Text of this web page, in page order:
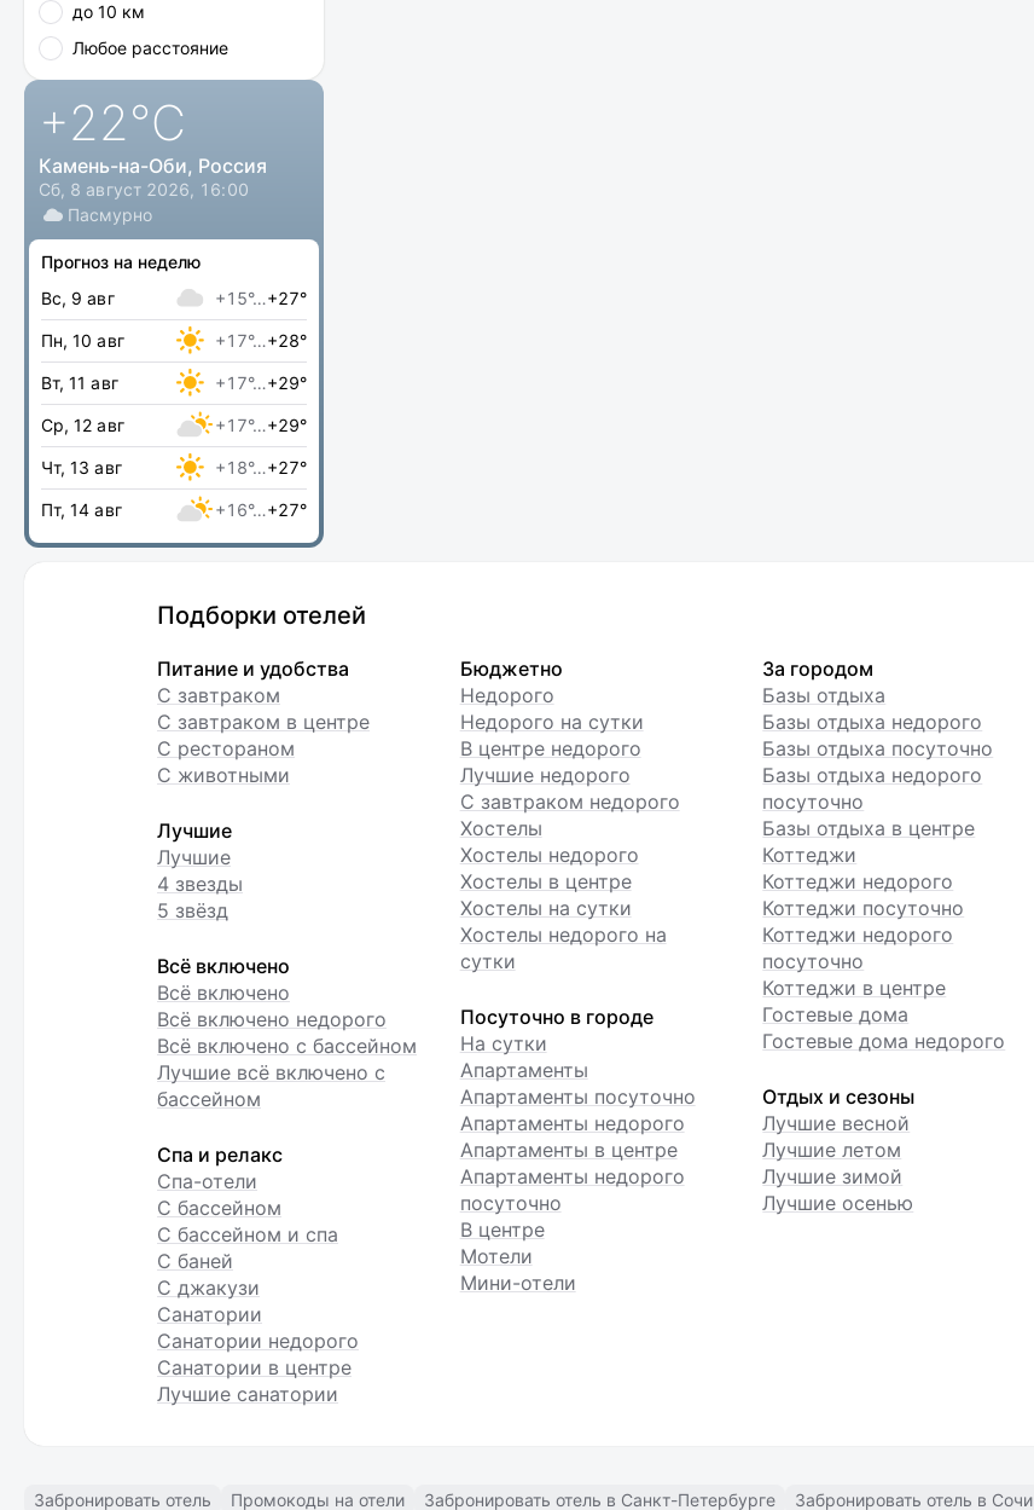
до 10 км
Любое расстояние
+22°C
Камень-на-Оби, Россия
Сб, 8 август 2026, 16:00
Пасмурно
Прогноз на неделю
Вс, 9 авг
+15°…+27°
Пн, 10 авг +17°…+28°
Вт, 11 авг +17°…+29°
Ср, 12 авг +17°…+29°
Чт, 13 авг +18°…+27°
Пт, 14 авг +16°…+27°
Подборки отелей
Питание и удобства
С завтраком
С завтраком в центре
С рестораном
С животными
Лучшие
Лучшие
4 звезды
5 звёзд
Всё включено
Всё включено
Всё включено недорого
Всё включено с бассейном
Лучшие всё включено с
бассейном
Спа и релакс
Спа-отели
С бассейном
С бассейном и спа
С баней
С джакузи
Санатории
Санатории недорого
Санатории в центре
Лучшие санатории
Бюджетно
Недорого
Недорого на сутки
В центре недорого
Лучшие недорого
С завтраком недорого
Хостелы
Хостелы недорого
Хостелы в центре
Хостелы на сутки
Хостелы недорого на
сутки
Посуточно в городе
На сутки
Апартаменты
Апартаменты посуточно
Апартаменты недорого
Апартаменты в центре
Апартаменты недорого
посуточно
В центре
Мотели
Мини-отели
За городом
Базы отдыха
Базы отдыха недорого
Базы отдыха посуточно
Базы отдыха недорого
посуточно
Базы отдыха в центре
Коттеджи
Коттеджи недорого
Коттеджи посуточно
Коттеджи недорого
посуточно
Коттеджи в центре
Гостевые дома
Гостевые дома недорого
Отдых и сезоны
Лучшие весной
Лучшие летом
Лучшие зимой
Лучшие осенью
Забронировать отель Промокоды на отели Забронировать отель в Санкт-Петербурге Забронировать отель в Сочи